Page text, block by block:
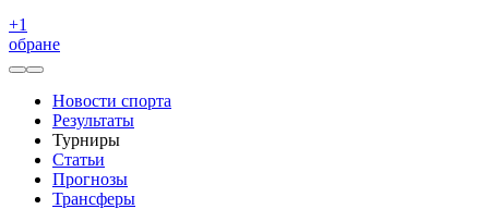
+1
обране
Новости спорта
Результаты
Турниры
Статьи
Прогнозы
Трансферы